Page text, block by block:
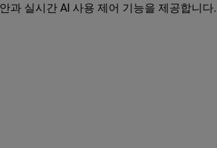
과 실시간 AI 사용 제어 기능을 제공합니다.